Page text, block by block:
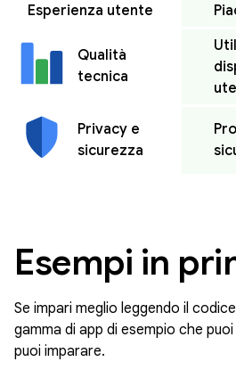
Esperienza utente
Qualità
tecnica
Privacy e
sicurezza
Esempi in
Se impari meglio leggendo il
gamma di app di esempio che
puoi imparare.